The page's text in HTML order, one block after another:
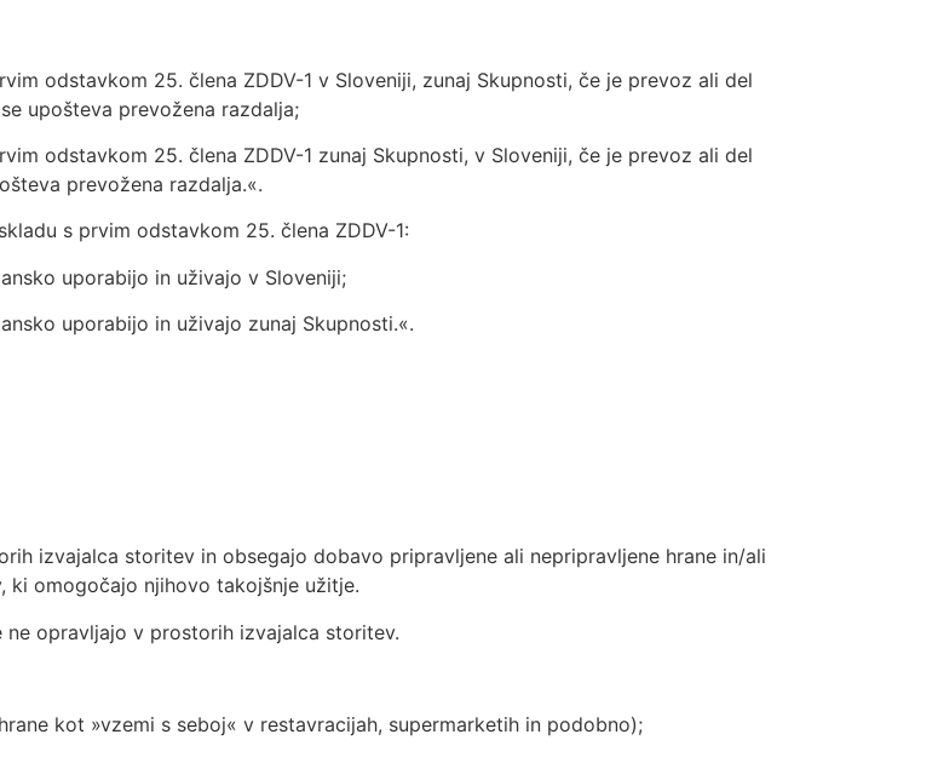
odstavkom 25. člena ZDDV-1 v Sloveniji, zunaj Skupnosti, če je prevoz ali del
upošteva prevožena razdalja;
odstavkom 25. člena ZDDV-1 zunaj Skupnosti, v Sloveniji, če je prevoz ali del
prevožena razdalja.«.
s prvim odstavkom 25. člena ZDDV-1:
uporabijo in uživajo v Sloveniji;
uporabijo in uživajo zunaj Skupnosti.«.
izvajalca storitev in obsegajo dobavo pripravljene ali nepripravljene hrane in/ali
omogočajo njihovo takojšnje užitje.
opravljajo v prostorih izvajalca storitev.
kot »vzemi s seboj« v restavracijah, supermarketih in podobno);